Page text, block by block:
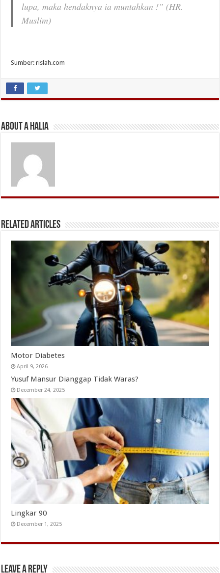
lupa, maka hendaknya ia muntahkan !” (HR.
Muslim)
Sumber: rislah.com
About A Halia
Related Articles
Motor Diabetes
April 9, 2026
Yusuf Mansur Dianggap Tidak Waras?
December 24, 2025
Lingkar 90
December 1, 2025
Leave a Reply